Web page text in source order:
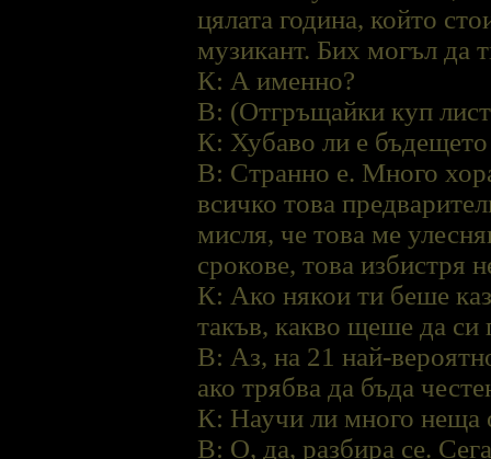
цялата година, който
музикант. Бих могъл да
К: А именно?
В: (Отгръщайки куп
К: Хубаво ли е бъдещето
В: Странно е. Много
всичко това
мисля, че това ме
срокове, това избистря
К: Ако някои ти беше
такъв, какво щеше да
В: Аз, на 21 най-
ако трябва да бъда
К: Научи ли много неща
В: О, да, разбира се.